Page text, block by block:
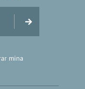
mina